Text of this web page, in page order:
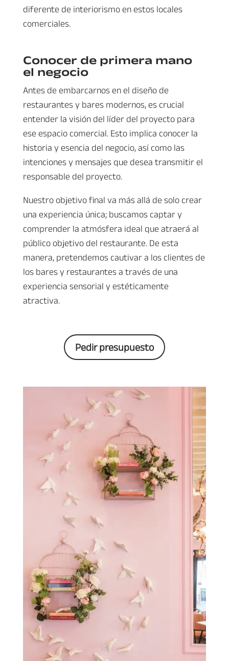
diferente de interiorismo en estos locales
comerciales.
Conocer de primera mano
el negocio
Antes de embarcarnos en el diseño de
restaurantes y bares modernos, es crucial
entender la visión del líder del proyecto para
ese espacio comercial. Esto implica conocer la
historia y esencia del negocio, así como las
intenciones y mensajes que desea transmitir el
responsable del proyecto.
Nuestro objetivo final va más allá de solo crear
una experiencia única; buscamos captar y
comprender la atmósfera ideal que atraerá al
público objetivo del restaurante. De esta
manera, pretendemos cautivar a los clientes de
los bares y restaurantes a través de una
experiencia sensorial y estéticamente
atractiva.
Pedir presupuesto